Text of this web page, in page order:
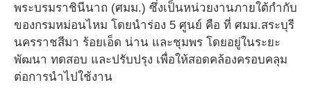
พระบรมราชินีนาถ (ศมม.) ซึ่งเป็นหน่วยงานภายใต้กำกับ
ของกรมหม่อนไหม โดยนำร่อง 5 ศูนย์ คือ ที่ ศมม.สระบุรี
นครราชสีมา ร้อยเอ็ด น่าน และชุมพร โดยอยู่ในระยะ
พัฒนา ทดสอบ และปรับปรุง เพื่อให้สอดคล้องครอบคลุม
ต่อการนำไปใช้งาน